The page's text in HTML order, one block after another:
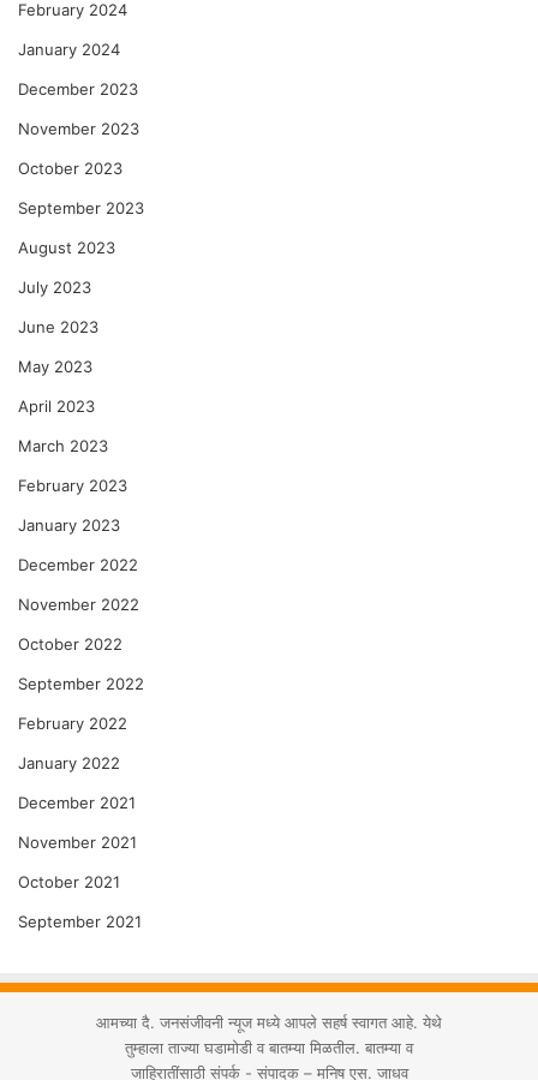
February 2024
January 2024
December 2023
November 2023
October 2023
September 2023
August 2023
July 2023
June 2023
May 2023
April 2023
March 2023
February 2023
January 2023
December 2022
November 2022
October 2022
September 2022
February 2022
January 2022
December 2021
November 2021
October 2021
September 2021
आमच्या दै. जनसंजीवनी न्यूज मध्ये आपले सहर्ष स्वागत आहे. येथे
तुम्हाला ताज्या घडामोडी व बातम्या मिळतील. बातम्या व
जाहिरातींसाठी संपर्क - संपादक – मनिष एस. जाधव